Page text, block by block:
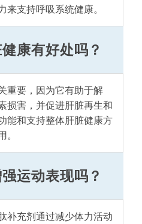
支持呼吸系统健康。
康有好处吗？
重要，因为它有助于解
损害，并促进肝脏再生和
能和支持整体肝脏健康方
运动表现吗？
补充剂通过减少体力活动